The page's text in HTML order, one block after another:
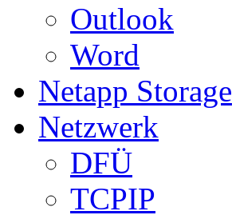
Outlook
Word
Netapp Storage
Netzwerk
DFÜ
TCPIP